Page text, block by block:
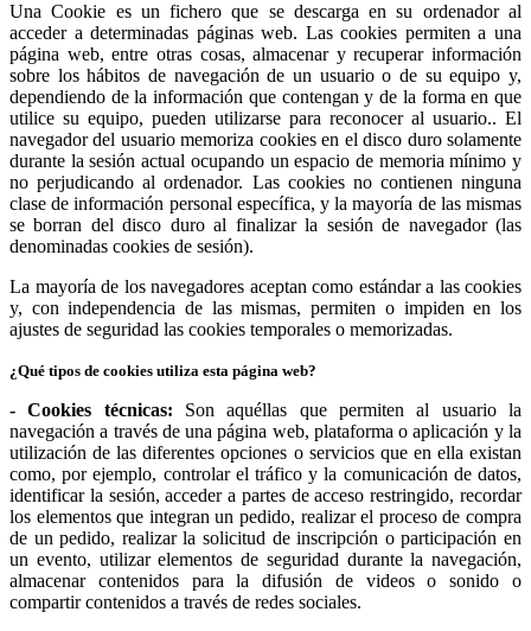
Una Cookie es un fichero que se descarga en su ordenador al
acceder a determinadas páginas web. Las cookies permiten a una
página web, entre otras cosas, almacenar y recuperar información
sobre los hábitos de navegación de un usuario o de su equipo y,
dependiendo de la información que contengan y de la forma en que
utilice su equipo, pueden utilizarse para reconocer al usuario.. El
navegador del usuario memoriza cookies en el disco duro solamente
durante la sesión actual ocupando un espacio de memoria mínimo y
no perjudicando al ordenador. Las cookies no contienen ninguna
clase de información personal específica, y la mayoría de las mismas
se borran del disco duro al finalizar la sesión de navegador (las
denominadas cookies de sesión).
La mayoría de los navegadores aceptan como estándar a las cookies
y, con independencia de las mismas, permiten o impiden en los
ajustes de seguridad las cookies temporales o memorizadas.
¿Qué tipos de cookies utiliza esta página web?
- Cookies técnicas: Son aquéllas que permiten al usuario la
navegación a través de una página web, plataforma o aplicación y la
utilización de las diferentes opciones o servicios que en ella existan
como, por ejemplo, controlar el tráfico y la comunicación de datos,
identificar la sesión, acceder a partes de acceso restringido, recordar
los elementos que integran un pedido, realizar el proceso de compra
de un pedido, realizar la solicitud de inscripción o participación en
un evento, utilizar elementos de seguridad durante la navegación,
almacenar contenidos para la difusión de videos o sonido o
compartir contenidos a través de redes sociales.